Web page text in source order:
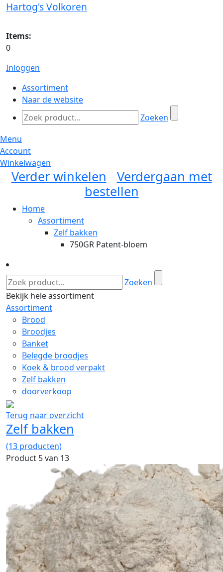
Hartog's Volkoren
Items:
0
Inloggen
Assortiment
Naar de website
Zoeken
Menu
Account
Winkelwagen
Verder winkelen
Verdergaan met
bestellen
Home
Assortiment
Zelf bakken
750GR Patent-bloem
Zoeken
Bekijk hele assortiment
Assortiment
Brood
Broodjes
Banket
Belegde broodjes
Koek & brood verpakt
Zelf bakken
doorverkoop
Terug naar overzicht
Zelf bakken
(13 producten)
Product 5 van 13